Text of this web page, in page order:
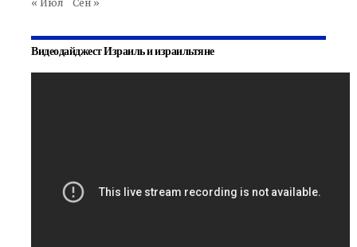
« Июл Сен »
Видеодайджест Израиль и израильтяне